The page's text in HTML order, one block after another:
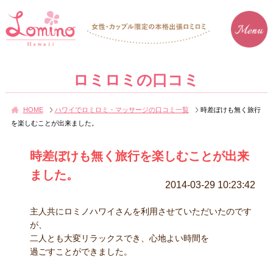
ロミロミの口コミ
HOME ハワイでロミロミ・マッサージの口コミ一覧
時差ぼけも無く旅行
を楽しむことが出来ました。
時差ぼけも無く旅行を楽しむことが出来
ました。
2014-03-29 10:23:42
主人共にロミノハワイさんを利用させていただいたのです
が、
二人とも大変リラックスでき、心地よい時間を
過ごすことができました。